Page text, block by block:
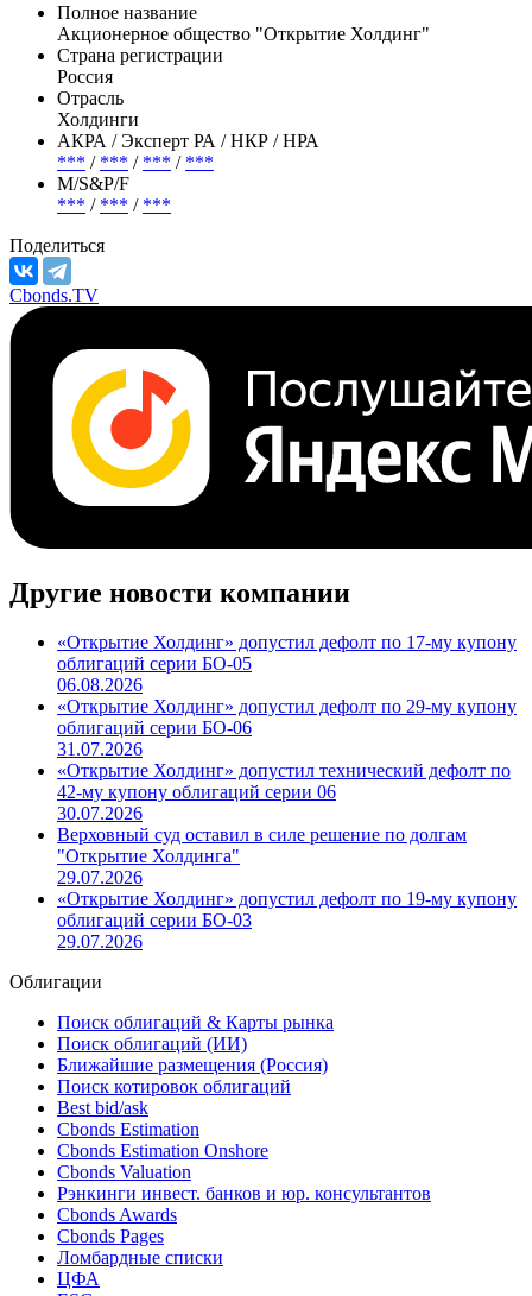
Полное название
Акционерное общество "Открытие Холдинг"
Страна регистрации
Россия
Отрасль
Холдинги
АКРА / Эксперт РА / НКР / НРА
*** / *** / *** / ***
М/S&P/F
*** / *** / ***
Поделиться
Cbonds.TV
Другие новости компании
«Открытие Холдинг» допустил дефолт по 17-му купону
облигаций серии БО-05
06.08.2026
«Открытие Холдинг» допустил дефолт по 29-му купону
облигаций серии БО-06
31.07.2026
«Открытие Холдинг» допустил технический дефолт по
42-му купону облигаций серии 06
30.07.2026
Верховный суд оставил в силе решение по долгам
"Открытие Холдинга"
29.07.2026
«Открытие Холдинг» допустил дефолт по 19-му купону
облигаций серии БО-03
29.07.2026
Облигации
Поиск облигаций & Карты рынка
Поиск облигаций (ИИ)
Ближайшие размещения (Россия)
Поиск котировок облигаций
Best bid/ask
Cbonds Estimation
Cbonds Estimation Onshore
Cbonds Valuation
Рэнкинги инвест. банков и юр. консультантов
Cbonds Awards
Cbonds Pages
Ломбардные списки
ЦФА